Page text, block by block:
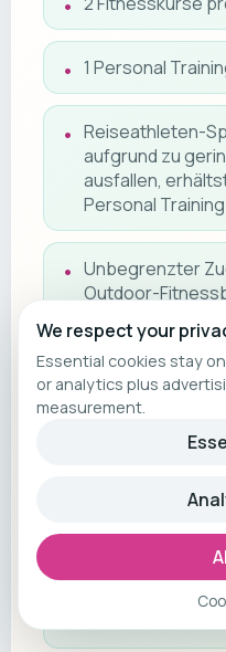
1 Personal
Reiseathleten-
aufgrund zu
ausfallen,
Personal Training
Unbegrenzter
Outdoor-
Direkter Zugang
Yoga- und
Persönlicher
Alle
Gesetzlicher
We respect your
Essential cookies stay
or analytics plus
measurement.